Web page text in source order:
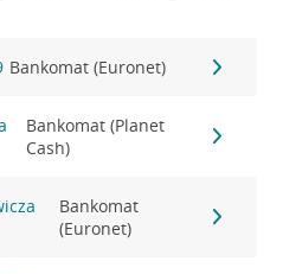
Bankomat (Euronet)
Bankomat (Planet
Cash)
Bankomat
(Euronet)